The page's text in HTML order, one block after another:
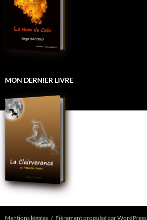
MON DERNIER LIVRE
Mentions légales Fièrement propulsé par WordPress